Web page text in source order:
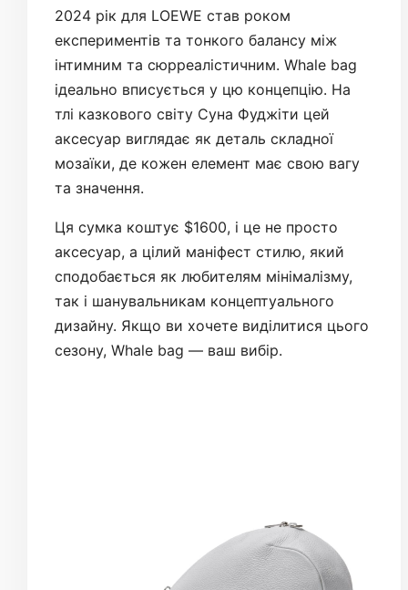
2024 рік для LOEWE став роком
експериментів та тонкого балансу між
інтимним та сюрреалістичним. Whale bag
ідеально вписується у цю концепцію. На
тлі казкового світу Суна Фуджіти цей
аксесуар виглядає як деталь складної
мозаїки, де кожен елемент має свою вагу
та значення.
Ця сумка коштує $1600, і це не просто
аксесуар, а цілий маніфест стилю, який
сподобається як любителям мінімалізму,
так і шанувальникам концептуального
дизайну. Якщо ви хочете виділитися цього
сезону, Whale bag — ваш вибір.